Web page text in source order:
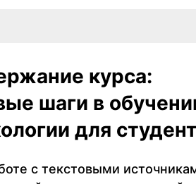
курса:
шаги в
для
с текстовыми